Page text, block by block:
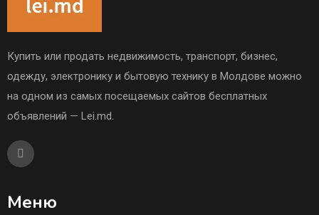
Купить или продать недвижимость, транспорт, бизнес,
одежду, электронику и бытовую технику в Молдове можно
на одном из самых посещаемых сайтов бесплатных
объявлений — Lei.md.
Меню